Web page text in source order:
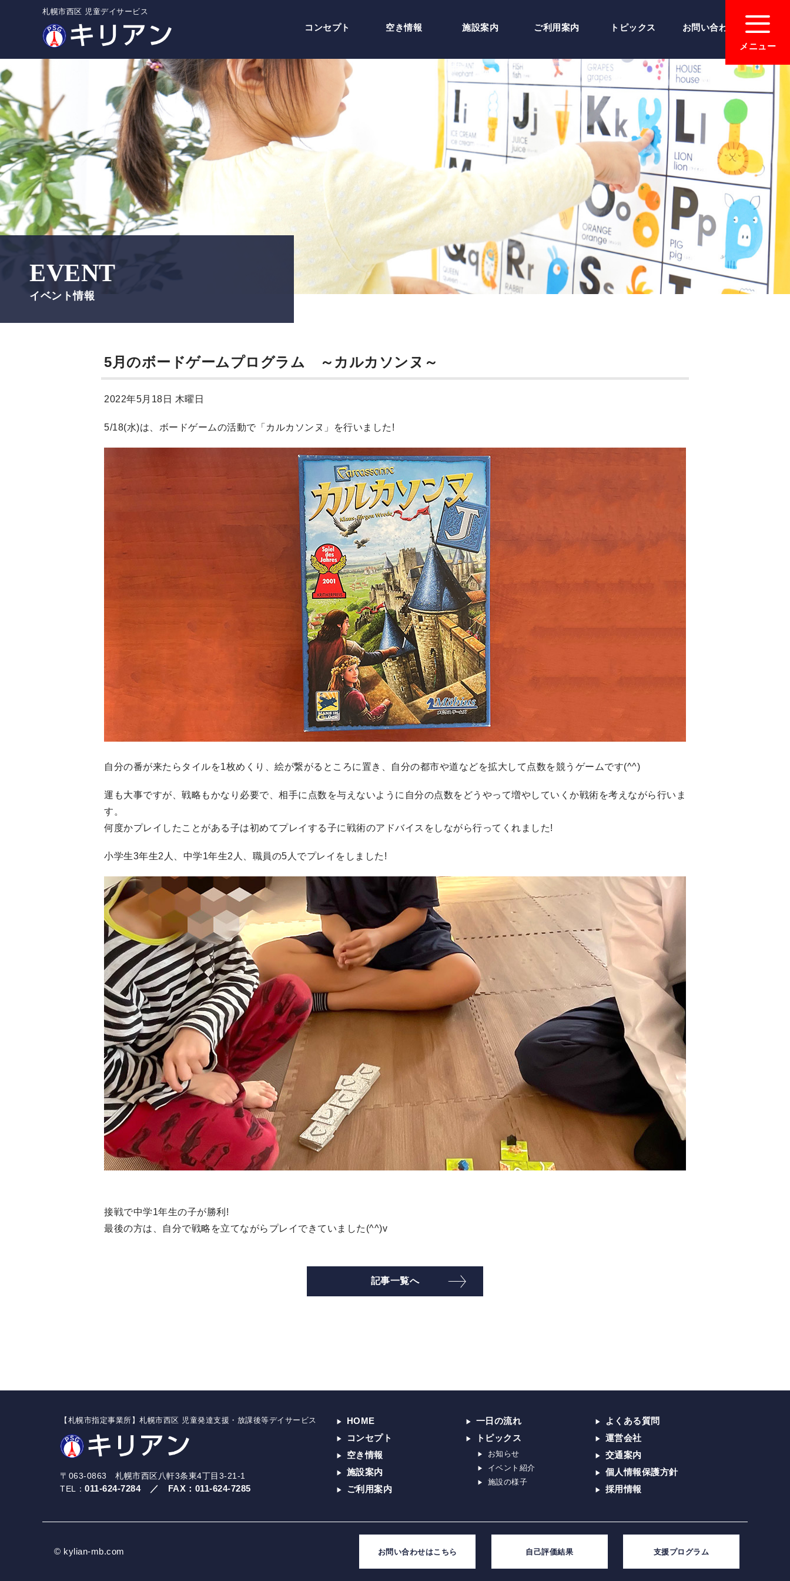
札幌市西区 児童デイサービス
コンセプト 空き情報 施設案内 ご利用案内 トピックス お問い合わせ
EVENT
イベント情報
メニュー
5月のボードゲームプログラム ～カルカソンヌ～
2022年5月18日 木曜日
5/18(水)は、ボードゲームの活動で「カルカソンヌ」を行いました!
自分の番が来たらタイルを1枚めくり、絵が繋がるところに置き、自分の都市や道などを拡大して点数を競うゲームです(^^)
運も大事ですが、戦略もかなり必要で、相手に点数を与えないように自分の点数をどうやって増やしていくか戦術を考えながら行いま
す。
何度かプレイしたことがある子は初めてプレイする子に戦術のアドバイスをしながら行ってくれました!
小学生3年生2人、中学1年生2人、職員の5人でプレイをしました!
接戦で中学1年生の子が勝利!
最後の方は、自分で戦略を立てながらプレイできていました(^^)v
記事一覧へ
【札幌市指定事業所】札幌市西区 児童発達支援・放課後等デイサービス
〒063-0863 札幌市西区八軒3条東4丁目3-21-1
TEL： 011-624-7284／ FAX： 011-624-7285
HOME
コンセプト
空き情報
施設案内
ご利用案内
一日の流れ
トピックス
お知らせ
イベント紹介
施設の様子
よくある質問
運営会社
交通案内
個人情報保護方針
採用情報
© kylian-mb.com お問い合わせはこちら 自己評価結果 支援プログラム